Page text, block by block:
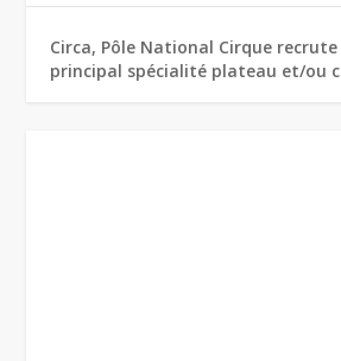
Circa, Pôle National Cirque
principal spécialité plateau et/ou